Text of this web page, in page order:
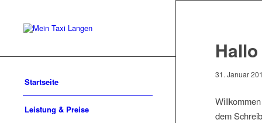
Startseite
Leistung & Preise
31. Januar
dem